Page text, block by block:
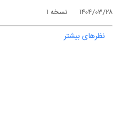
۱۴۰۴/۰۳/۲۸ نسخه ۱
نظرهای بیشتر